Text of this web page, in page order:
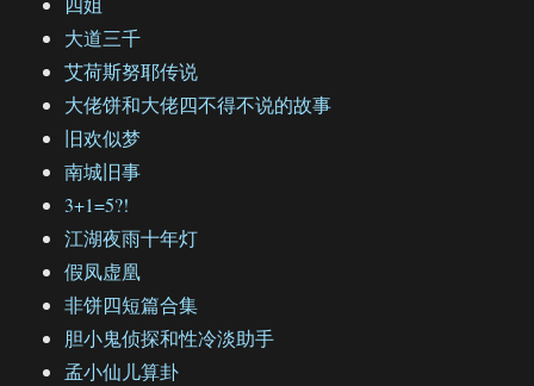
大道三千
艾荷斯努耶传说
大佬饼和大佬四不得不说的故事
旧欢似梦
南城旧事
3+1=5?!
江湖夜雨十年灯
假凤虚凰
非饼四短篇合集
胆小鬼侦探和性冷淡助手
孟小仙儿算卦